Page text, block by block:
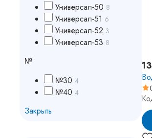
Универсал-50 8
Универсал-51 6
Универсал-52 3
Универсал-53 8
№
№30 4
№40 4
Закрыть